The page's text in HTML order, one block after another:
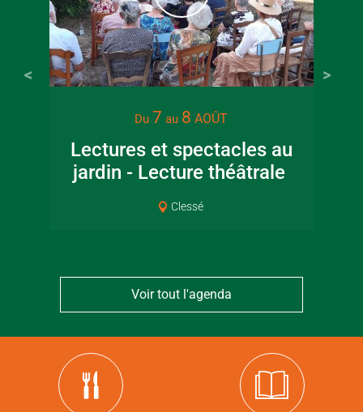
Du 7 au 8 AOÛT
Lectures et spectacles au
jardin - Lecture théâtrale
Clessé
Voir tout l'agenda